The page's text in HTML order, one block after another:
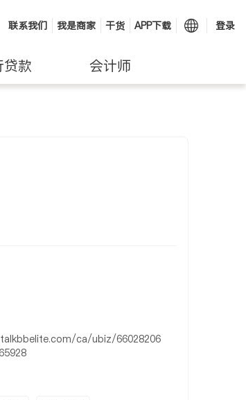
联系我们 我是商家 干货 APP下载 登录
款 会计师
ca/ubiz/66028206